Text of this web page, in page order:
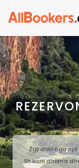
Zgjidhni nga një
Shikoni dhoma